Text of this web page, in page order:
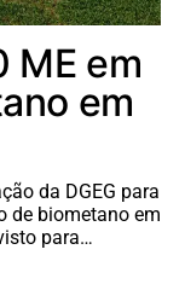
ME em
em
da DGEG para
de biometano em
para…